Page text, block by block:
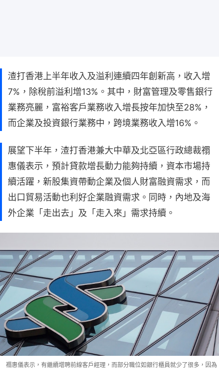
渣打香港上半年收入及溢利連續四年創新高，收入增
7%，除稅前溢利增13%。其中，財富管理及零售銀行
業務亮麗，富裕客戶業務收入增長按年加快至28%，
而企業及投資銀行業務中，跨境業務收入增16%。
展望下半年，渣打香港兼大中華及北亞區行政總裁禤
惠儀表示，預計貸款增長動力能夠持續，資本市場持
續活躍，新股集資帶動企業及個人財富融資需求，而
出口貿易活動也利好企業融資需求。同時，內地及海
外企業「走出去」及「走入來」需求持續。
禤惠儀表示，有繼續增聘前線客戶經理，而部分職位如銀行櫃員就少了很多，因為